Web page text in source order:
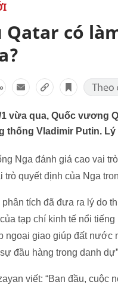
Qatar có
1 vừa qua, Quốc vương
thống Vladimir Putin.
Nga đánh giá cao vai
trò quyết định của Nga
tích đã đưa ra lý do
tạp chí kinh tế nổi
ngoại giao giúp đất nước
đầu hàng trong danh
viết: “Ban đầu, cuộc